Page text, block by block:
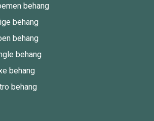
behang
behang
behang
behang
behang
behang